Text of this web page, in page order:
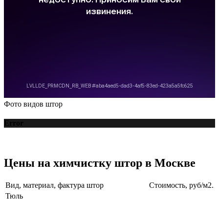
Фото видов штор
Error
Цены на химчистку штор в Москве
Вид, материал, фактура штор
Стоимость, руб/м2.
Тюль